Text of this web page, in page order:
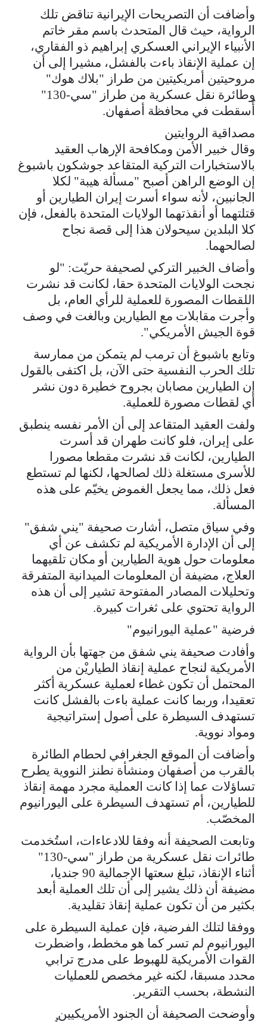
وأضافت أن التصريحات الإيرانية تناقض تلك
الرواية، حيث قال المتحدث باسم مقر خاتم
الأنبياء الإيراني العسكري إبراهيم ذو الفقاري،
إن عملية الإنقاذ باءت بالفشل، مشيرا إلى أن
مروحيتين أمريكيتين من طراز "بلاك هوك"
وطائرة نقل عسكرية من طراز "سي-130"
أُسقطت في محافظة أصفهان.
مصداقية الروايتين
وقال خبير الأمن ومكافحة الإرهاب العقيد
بالاستخبارات التركية المتقاعد جوشكون باشبوغ
إن الوضع الراهن أصبح "مسألة هيبة" لكلا
الجانبين، لأنه سواء أسرت إيران الطيارين أو
قتلتهما أو أنقذتهما الولايات المتحدة بالفعل، فإن
كلا البلدين سيحولان هذا إلى قصة نجاح
لصالحهما.
وأضاف الخبير التركي لصحيفة حريّت: "لو
نجحت الولايات المتحدة حقا، لكانت قد نشرت
اللقطات المصورة للعملية للرأي العام، بل
وأجرت مقابلات مع الطيارين وبالغت في وصف
قوة الجيش الأمريكي".
وتابع باشبوغ أن ترمب لم يتمكن من ممارسة
تلك الحرب النفسية حتى الآن، بل اكتفى بالقول
إن الطيارين مصابان بجروح خطيرة دون نشر
أي لقطات مصورة للعملية.
ولفت العقيد المتقاعد إلى أن الأمر نفسه ينطبق
على إيران، فلو كانت طهران قد أسرت
الطيارين، لكانت قد نشرت مقطعا مصورا
للأسرى مستغلة ذلك لصالحها، لكنها لم تستطع
فعل ذلك، مما يجعل الغموض يخيّم على هذه
المسألة.
وفي سياق متصل، أشارت صحيفة "يني شفق"
إلى أن الإدارة الأمريكية لم تكشف عن أي
معلومات حول هوية الطيارين أو مكان تلقيهما
العلاج، مضيفة أن المعلومات الميدانية المتفرقة
وتحليلات المصادر المفتوحة تشير إلى أن هذه
الرواية تحتوي على ثغرات كبيرة.
فرضية "عملية اليورانيوم"
وأفادت صحيفة يني شفق من جهتها بأن الرواية
الأمريكية لنجاح عملية إنقاذ الطياريْن من
المحتمل أن تكون غطاء لعملية عسكرية أكثر
تعقيدا، وربما كانت عملية باءت بالفشل كانت
تستهدف السيطرة على أصول إستراتيجية
ومواد نووية.
وأضافت أن الموقع الجغرافي لحطام الطائرة
بالقرب من أصفهان ومنشأة نطنز النووية يطرح
تساؤلات عما إذا كانت العملية مجرد مهمة إنقاذ
للطيارين، أم تستهدف السيطرة على اليورانيوم
المخصّب.
وتابعت الصحيفة أنه وفقا للادعاءات، استُخدمت
طائرات نقل عسكرية من طراز "سي-130"
أثناء الإنقاذ، تبلغ سعتها الإجمالية 90 جنديا،
مضيفة أن ذلك يشير إلى أن تلك العملية أبعد
بكثير من أن تكون عملية إنقاذ تقليدية.
ووفقا لتلك الفرضية، فإن عملية السيطرة على
اليورانيوم لم تسر كما هو مخطط، واضطرت
القوات الأمريكية للهبوط على مدرج ترابي
محدد مسبقا، لكنه غير مخصص للعمليات
النشطة، بحسب التقرير.
وأوضحت الصحيفة أن الجنود الأمريكيين